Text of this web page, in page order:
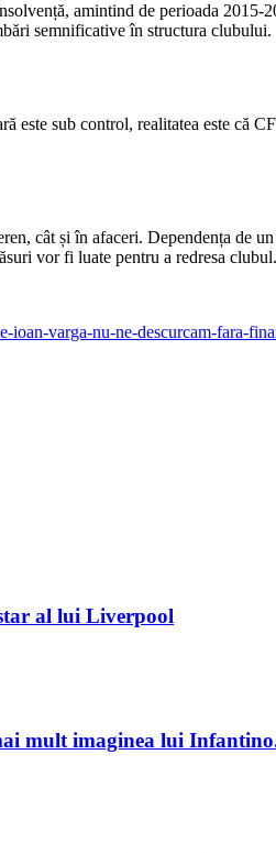
amintind de perioada
semnificative în structura clubului.
este sub control, realitatea este
cât și în afaceri. Dependența de
vor fi luate pentru a redresa clubul.
ioan-varga-nu-ne-descurcam-fara-
al lui Liverpool
mult imaginea lui